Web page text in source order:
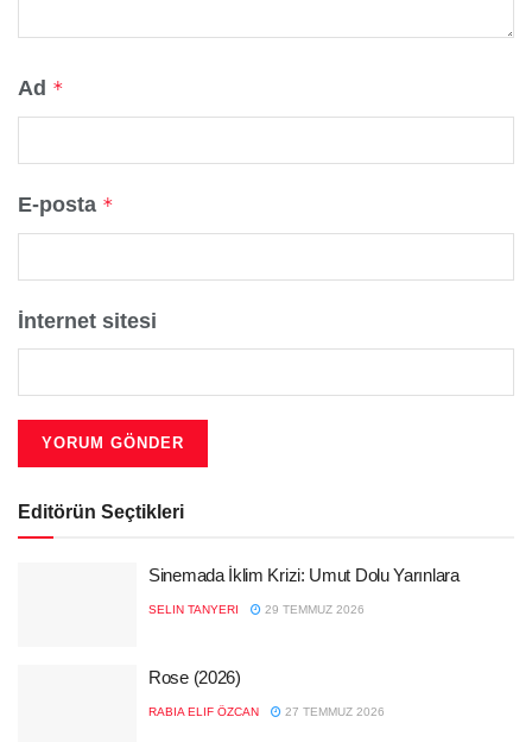
Ad *
E-posta *
İnternet sitesi
Editörün Seçtikleri
Sinemada İklim Krizi: Umut Dolu Yarınlara
SELIN TANYERI 29 TEMMUZ 2026
Rose (2026)
RABIA ELIF ÖZCAN 27 TEMMUZ 2026